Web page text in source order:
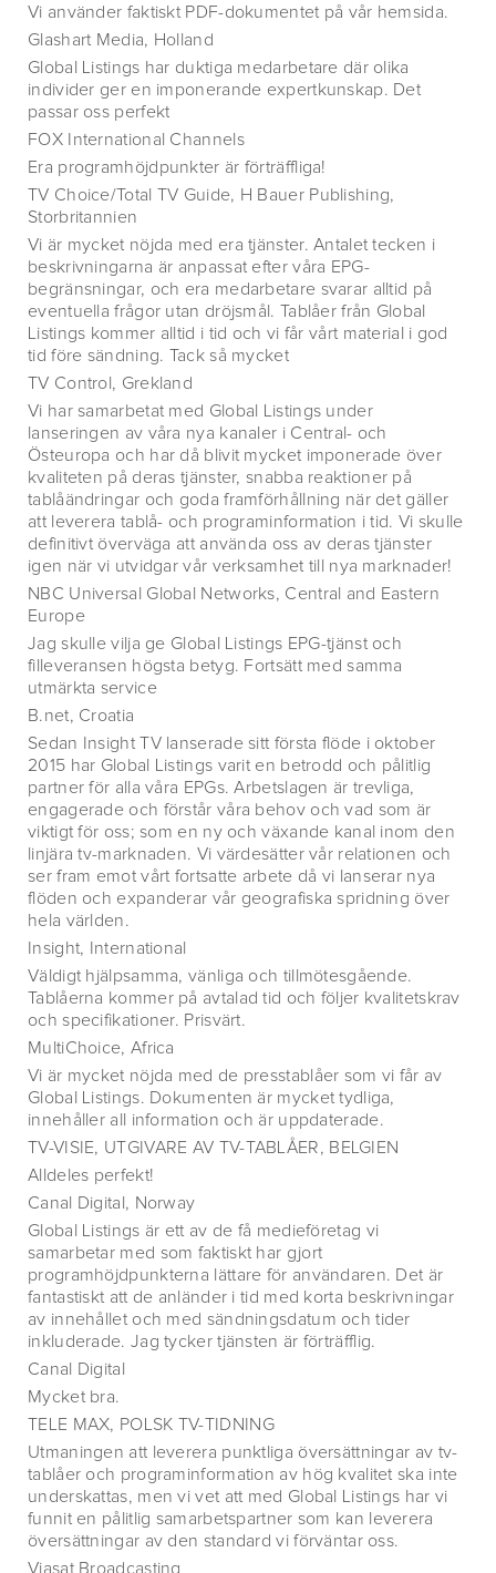
Vi använder faktiskt PDF-dokumentet på vår hemsida.
Glashart Media, Holland
Global Listings har duktiga medarbetare där olika
individer ger en imponerande expertkunskap. Det
passar oss perfekt
FOX International Channels
Era programhöjdpunkter är förträffliga!
TV Choice/Total TV Guide, H Bauer Publishing,
Storbritannien
Vi är mycket nöjda med era tjänster. Antalet tecken i
beskrivningarna är anpassat efter våra EPG-
begränsningar, och era medarbetare svarar alltid på
eventuella frågor utan dröjsmål. Tablåer från Global
Listings kommer alltid i tid och vi får vårt material i god
tid före sändning. Tack så mycket
TV Control, Grekland
Vi har samarbetat med Global Listings under
lanseringen av våra nya kanaler i Central- och
Östeuropa och har då blivit mycket imponerade över
kvaliteten på deras tjänster, snabba reaktioner på
tablåändringar och goda framförhållning när det gäller
att leverera tablå- och programinformation i tid. Vi skulle
definitivt överväga att använda oss av deras tjänster
igen när vi utvidgar vår verksamhet till nya marknader!
NBC Universal Global Networks, Central and Eastern
Europe
Jag skulle vilja ge Global Listings EPG-tjänst och
filleveransen högsta betyg. Fortsätt med samma
utmärkta service
B.net, Croatia
Sedan Insight TV lanserade sitt första flöde i oktober
2015 har Global Listings varit en betrodd och pålitlig
partner för alla våra EPGs. Arbetslagen är trevliga,
engagerade och förstår våra behov och vad som är
viktigt för oss; som en ny och växande kanal inom den
linjära tv-marknaden. Vi värdesätter vår relationen och
ser fram emot vårt fortsatte arbete då vi lanserar nya
flöden och expanderar vår geografiska spridning över
hela världen.
Insight, International
Väldigt hjälpsamma, vänliga och tillmötesgående.
Tablåerna kommer på avtalad tid och följer kvalitetskrav
och specifikationer. Prisvärt.
MultiChoice, Africa
Vi är mycket nöjda med de presstablåer som vi får av
Global Listings. Dokumenten är mycket tydliga,
innehåller all information och är uppdaterade.
TV-VISIE, UTGIVARE AV TV-TABLÅER, BELGIEN
Alldeles perfekt!
Canal Digital, Norway
Global Listings är ett av de få medieföretag vi
samarbetar med som faktiskt har gjort
programhöjdpunkterna lättare för användaren. Det är
fantastiskt att de anländer i tid med korta beskrivningar
av innehållet och med sändningsdatum och tider
inkluderade. Jag tycker tjänsten är förträfflig.
Canal Digital
Mycket bra.
TELE MAX, POLSK TV-TIDNING
Utmaningen att leverera punktliga översättningar av tv-
tablåer och programinformation av hög kvalitet ska inte
underskattas, men vi vet att med Global Listings har vi
funnit en pålitlig samarbetspartner som kan leverera
översättningar av den standard vi förväntar oss.
Viasat Broadcasting